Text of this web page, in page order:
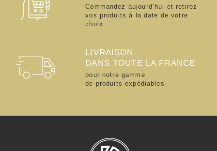
Commandez aujourd’hui et retirez
vos produits à la date de votre
choix.
LIVRAISON
DANS TOUTE LA FRANCE
pour notre gamme
de produits expédiables